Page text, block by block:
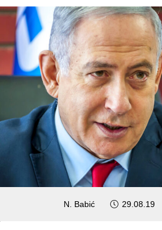
N. Babić 29.08.19